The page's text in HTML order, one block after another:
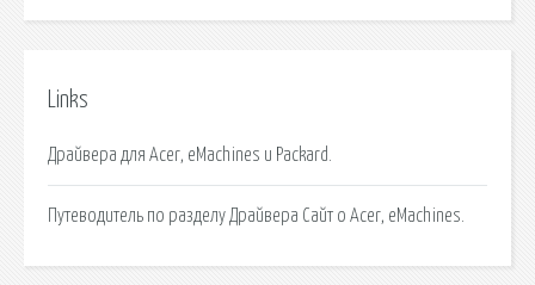
Links
Драйвера для Acer, eMachines и Packard.
Путеводитель по разделу Драйвера Сайт о Acer, eMachines.